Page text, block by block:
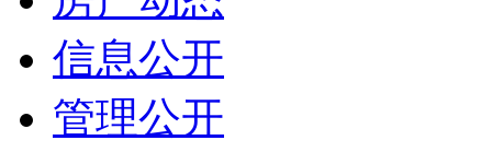
信息公开
管理公开